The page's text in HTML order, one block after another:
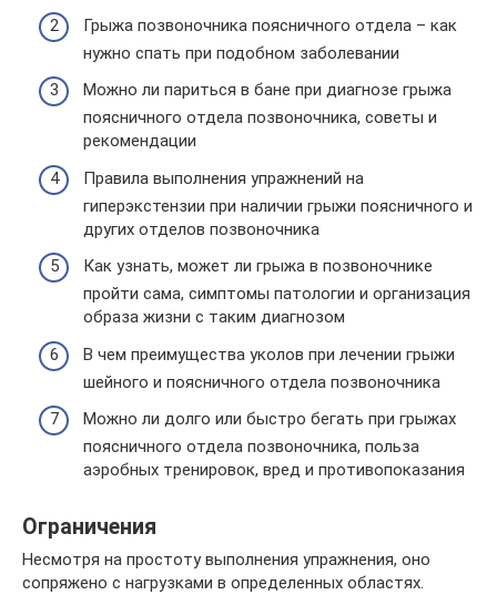
Грыжа позвоночника поясничного отдела – как
нужно спать при подобном заболевании
Можно ли париться в бане при диагнозе грыжа
поясничного отдела позвоночника, советы и
рекомендации
Правила выполнения упражнений на
гиперэкстензии при наличии грыжи поясничного и
других отделов позвоночника
Как узнать, может ли грыжа в позвоночнике
пройти сама, симптомы патологии и организация
образа жизни с таким диагнозом
В чем преимущества уколов при лечении грыжи
шейного и поясничного отдела позвоночника
Можно ли долго или быстро бегать при грыжах
поясничного отдела позвоночника, польза
аэробных тренировок, вред и противопоказания
Ограничения
Несмотря на простоту выполнения упражнения, оно
сопряжено с нагрузками в определенных областях.